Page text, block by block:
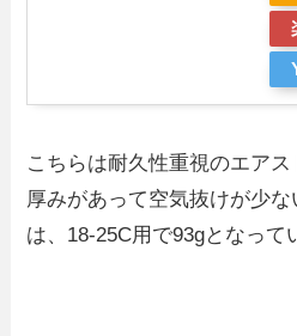
こちらは耐久性重視のエアス
厚みがあって空気抜けが少
は、18-25C用で93gとなって